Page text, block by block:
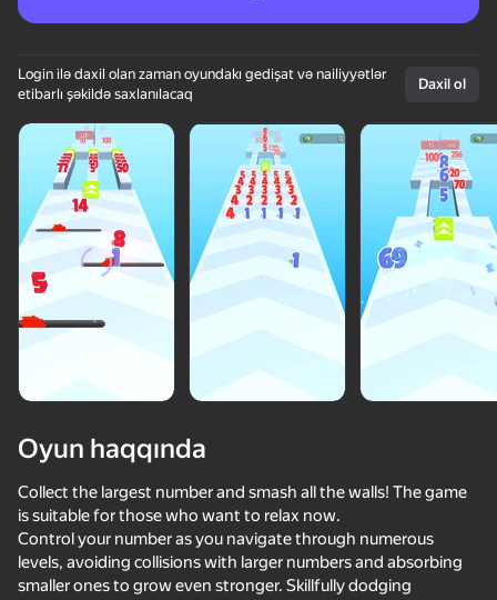
Music Ball Hop
73
Only Piano
71
Cool Cars Run 3D
65
Login ilə daxil olan zaman oyundakı gedişat və nailiyyətlər
etibarlı şəkildə saxlanılacaq
Daxil ol
Oyun haqqında
Collect the largest number and smash all the walls! The game
is suitable for those who want to relax now.
Control your number as you navigate through numerous
levels, avoiding collisions with larger numbers and absorbing
smaller ones to grow even stronger. Skillfully dodging